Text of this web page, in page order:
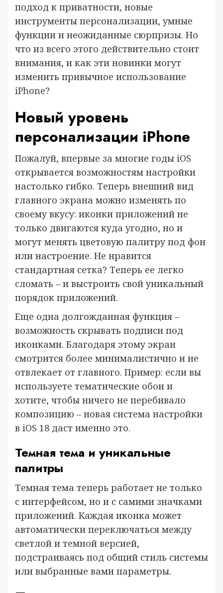
подход к приватности, новые
инструменты персонализации, умные
функции и неожиданные сюрпризы. Но
что из всего этого действительно стоит
внимания, и как эти новинки могут
изменить привычное использование
iPhone?
Новый уровень
персонализации iPhone
Пожалуй, впервые за многие годы iOS
открывается возможностям настройки
настолько гибко. Теперь внешний вид
главного экрана можно изменять по
своему вкусу: иконки приложений не
только двигаются куда угодно, но и
могут менять цветовую палитру под фон
или настроение. Не нравится
стандартная сетка? Теперь ее легко
сломать – и выстроить свой уникальный
порядок приложений.
Еще одна долгожданная функция –
возможность скрывать подписи под
иконками. Благодаря этому экран
смотрится более минималистично и не
отвлекает от главного. Пример: если вы
используете тематические обои и
хотите, чтобы ничего не перебивало
композицию – новая система настройки
в iOS 18 даст именно это.
Темная тема и уникальные
палитры
Темная тема теперь работает не только
с интерфейсом, но и с самими значками
приложений. Каждая иконка может
автоматически переключаться между
светлой и темной версией,
подстраиваясь под общий стиль системы
или выбранные вами параметры.